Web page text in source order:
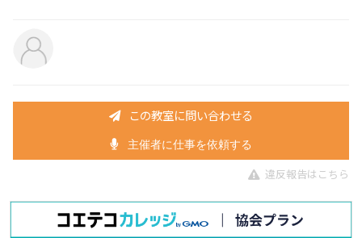
この教室に問い合わせる
主催者に仕事を依頼する
違反報告はこちら